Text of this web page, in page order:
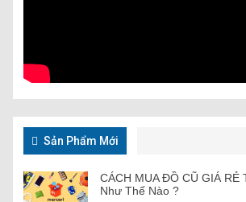
Sản Phẩm Mới
CÁCH MUA ĐỒ CŨ GIÁ RẺ
Như Thế Nào ?